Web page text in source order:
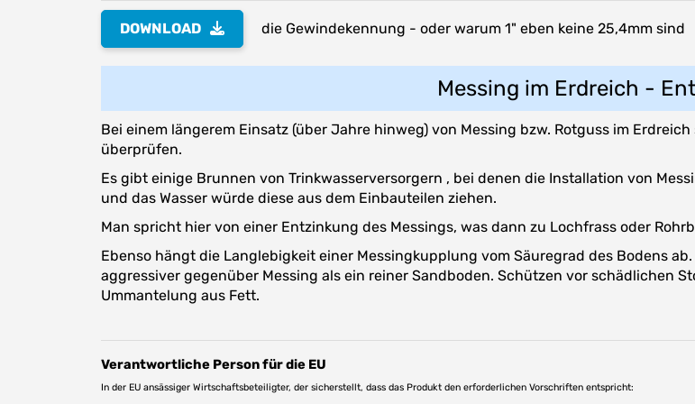
DOWNLOAD die Gewindekennung - oder warum 1" eben keine 25,4mm sind
Messing im Erdreich -
Bei einem längerem Einsatz (über Jahre hinweg) von Messing bzw. Rotguss im
überprüfen.
Es gibt einige Brunnen von Trinkwasserversorgern , bei denen die Installation von
und das Wasser würde diese aus dem Einbauteilen ziehen.
Man spricht hier von einer Entzinkung des Messings, was dann zu Lochfrass oder
Ebenso hängt die Langlebigkeit einer Messingkupplung vom Säuregrad des Bodens
aggressiver gegenüber Messing als ein reiner Sandboden. Schützen vor schädlichen
Ummantelung aus Fett.
Verantwortliche Person für die EU
In der EU ansässiger Wirtschaftsbeteiligter, der sicherstellt, dass das Produkt den erforderlichen Vorschriften entspricht: